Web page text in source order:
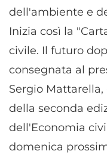
dell'ambiente e
Inizia così la
civile. Il futuro
consegnata al
Sergio
della seconda
dell'Economia
domenica